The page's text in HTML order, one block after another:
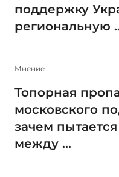
поддержку
региональную
Мнение
Топорная
московского
зачем
между ...